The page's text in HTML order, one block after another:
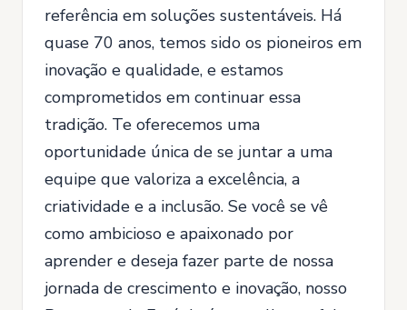
referência em soluções sustentáveis. Há
quase 70 anos, temos sido os pioneiros em
inovação e qualidade, e estamos
comprometidos em continuar essa
tradição. Te oferecemos uma
oportunidade única de se juntar a uma
equipe que valoriza a excelência, a
criatividade e a inclusão. Se você se vê
como ambicioso e apaixonado por
aprender e deseja fazer parte de nossa
jornada de crescimento e inovação, nosso